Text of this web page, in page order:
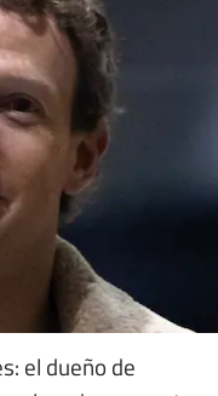
el dueño de